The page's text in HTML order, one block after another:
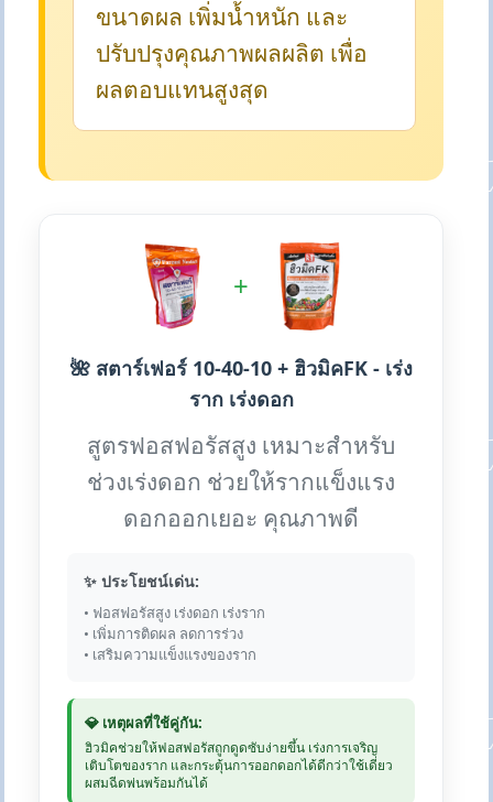
ขนาดผล เพิ่มน้ำหนัก และ
ปรับปรุงคุณภาพผลผลิต เพื่อ
ผลตอบแทนสูงสุด
+
🌺 สตาร์เฟอร์ 10-40-10 + ฮิวมิคFK - เร่ง
ราก เร่งดอก
สูตรฟอสฟอรัสสูง เหมาะสำหรับ
ช่วงเร่งดอก ช่วยให้รากแข็งแรง
ดอกออกเยอะ คุณภาพดี
✨ ประโยชน์เด่น:
• ฟอสฟอรัสสูง เร่งดอก เร่งราก
• เพิ่มการติดผล ลดการร่วง
• เสริมความแข็งแรงของราก
💎 เหตุผลที่ใช้คู่กัน:
ฮิวมิคช่วยให้ฟอสฟอรัสถูกดูดซับง่ายขึ้น เร่งการเจริญ
เติบโตของราก และกระตุ้นการออกดอกได้ดีกว่าใช้เดี่ยว
ผสมฉีดพ่นพร้อมกันได้